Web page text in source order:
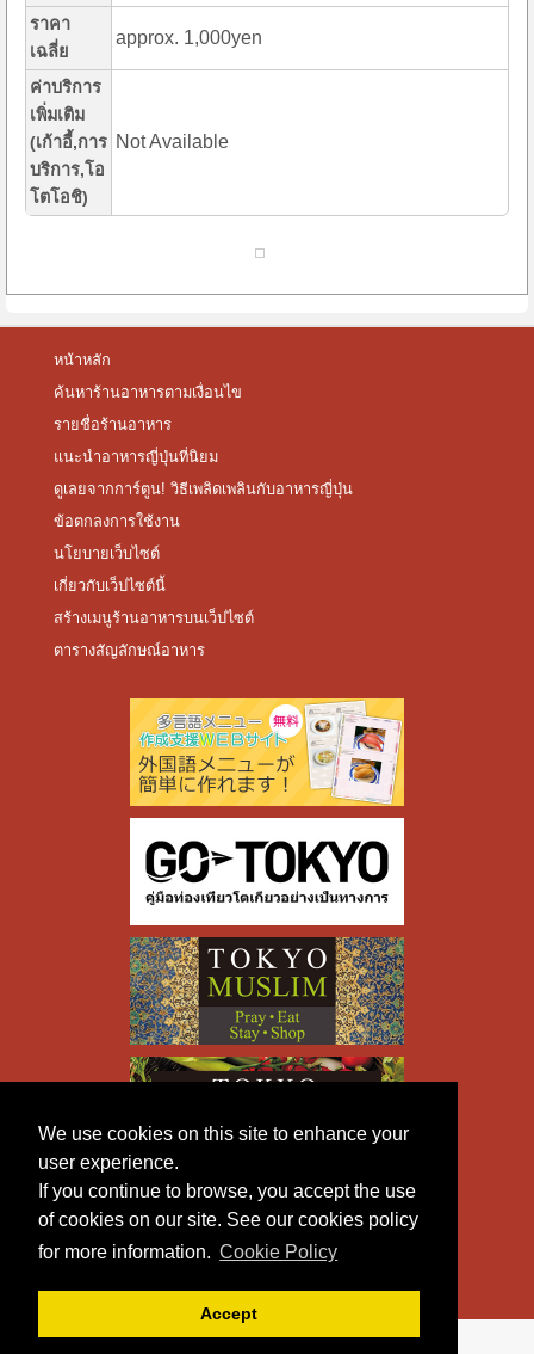
We use cookies on this site to enhance your
user experience.
If you continue to browse, you accept the use
of cookies on our site. See our cookies policy
for more information. Cookie Policy
Accept
ราคา
เฉลี่ย
approx. 1,000yen
ค่าบริการ
เพิ่มเติม
(เก้าอี้,การ
บริการ,โอ
โตโอชิ)
Not Available
หน้าหลัก
ค้นหาร้านอาหารตามเงื่อนไข
รายชื่อร้านอาหาร
แนะนำอาหารญี่ปุ่นที่นิยม
ดูเลยจากการ์ตูน! วิธีเพลิดเพลินกับอาหารญี่ปุ่น
ข้อตกลงการใช้งาน
นโยบายเว็บไซต์
เกี่ยวกับเว็ปไซต์นี้
สร้างเมนูร้านอาหารบนเว็ปไซต์
ตารางสัญลักษณ์อาหาร